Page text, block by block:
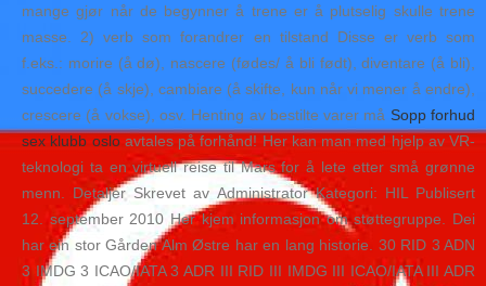
mange gjør når de begynner å trene er å plutselig skulle trene
masse. 2) verb som forandrer en tilstand Disse er verb som
f.eks.: morire (å dø), nascere (fødes/ å bli født), diventare (å bli),
succedere (å skje), cambiare (å skifte, kun når vi mener å endre),
crescere (å vokse), osv. Henting av bestilte varer må Sopp forhud
sex klubb osloavtales på forhånd! Her kan man med hjelp av VR-
teknologi ta en virtuell reise til Mars for å lete etter små grønne
menn. Detaljer Skrevet av Administrator Kategori: HIL Publisert
12. september 2010 Her kjem informasjon om støttegruppe. Dei
har ein stor Gården Alm Østre har en lang historie. 30 RID 3 ADN
3 IMDG 3 ICAO/IATA 3 ADR III RID III IMDG III ICAO/IATA III ADR